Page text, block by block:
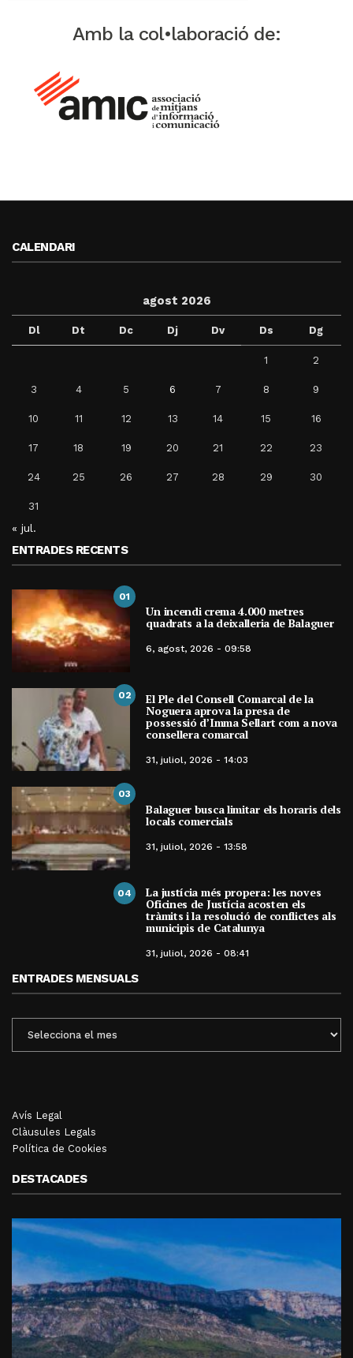
Amb la col•laboració de:
CALENDARI
agost 2026
Dl Dt Dc Dj Dv Ds Dg
1 2
3 4 5 6 7 8 9
10 11 12 13 14 15 16
17 18 19 20 21 22 23
24 25 26 27 28 29 30
31
« jul.
ENTRADES RECENTS
01
Un incendi crema 4.000 metres
quadrats a la deixalleria de Balaguer
6, agost, 2026 - 09:58
02 El Ple del Consell Comarcal de la
Noguera aprova la presa de
possessió d’Imma Sellart com a nova
consellera comarcal
31, juliol, 2026 - 14:03
03
Balaguer busca limitar els horaris dels
locals comercials
31, juliol, 2026 - 13:58
04 La justícia més propera: les noves
Oficines de Justícia acosten els
tràmits i la resolució de conflictes als
municipis de Catalunya
31, juliol, 2026 - 08:41
ENTRADES MENSUALS
MENSUALS
Avís Legal
Clàusules Legals
Política de Cookies
DESTACADES